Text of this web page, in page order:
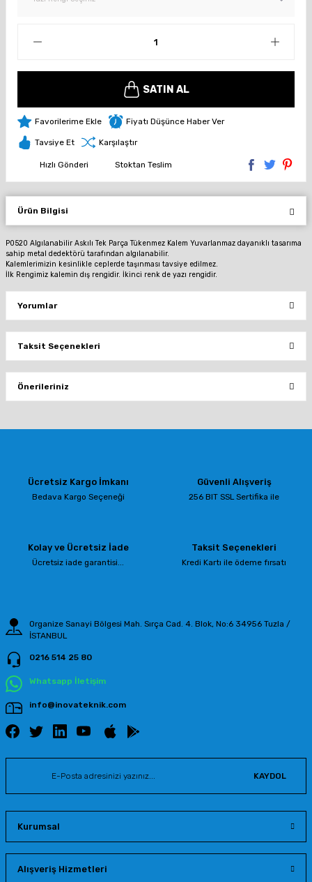
SATIN AL
Fiyatı Düşünce Haber Ver
Tavsiye Et Karşılaştır
Hızlı Gönderi Stoktan Teslim
Ürün Bilgisi
P0520 Algılanabilir Askılı Tek Parça Tükenmez Kalem Yuvarlanmaz dayanıklı tasarıma
sahip metal dedektörü tarafından algılanabilir.
Kalemlerimizin kesinlikle ceplerde taşınması tavsiye edilmez.
İlk Rengimiz kalemin dış rengidir. İkinci renk de yazı rengidir.
Yorumlar
Bu ürüne ilk yorumu siz yapın!
Yorum Yaz
Taksit Seçenekleri
Önerileriniz
Ürün resmi kalitesiz, bozuk veya görüntülenemiyor.
Ürün fiyatı diğer sitelerden daha pahalı.
Ücretsiz Kargo İmkanı
Bedava Kargo Seçeneği
Güvenli Alışveriş
256 BIT SSL Sertifika ile
Kolay ve Ücretsiz İade
Ücretsiz iade garantisi...
Taksit Seçenekleri
Kredi Kartı ile ödeme fırsatı
Organize Sanayi Bölgesi Mah. Sırça Cad. 4. Blok, No:6 34956 Tuzla /
İSTANBUL
0216 514 25 80
Whatsapp İletişim
info@inovateknik.com
KAYDOL
Kurumsal
Alışveriş Hizmetleri